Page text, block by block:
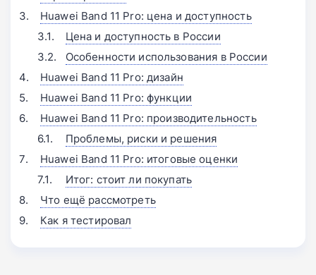
Huawei Band 11 Pro: цена и доступность
Цена и доступность в России
Особенности использования в России
Huawei Band 11 Pro: дизайн
Huawei Band 11 Pro: функции
Huawei Band 11 Pro: производительность
Проблемы, риски и решения
Huawei Band 11 Pro: итоговые оценки
Итог: стоит ли покупать
Что ещё рассмотреть
Как я тестировал